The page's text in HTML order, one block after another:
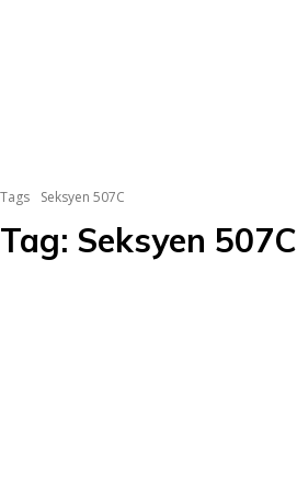
Tags Seksyen 507C
Tag: Seksyen 507C